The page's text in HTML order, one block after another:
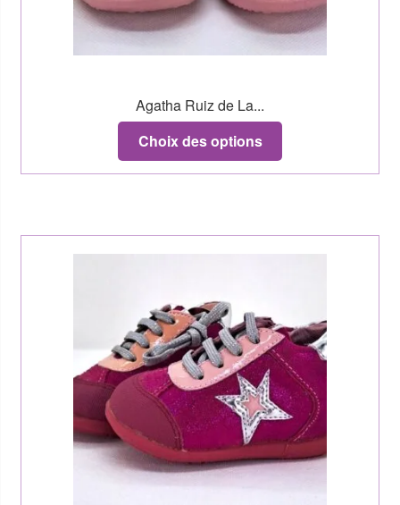
Agatha Ruiz de La...
Choix des options